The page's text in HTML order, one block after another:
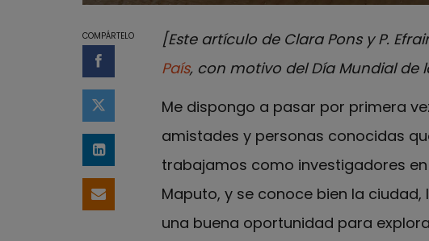
COMPÁRTELO
Compartir en Facebook
Compartir en Twitter
Compartir en LinkedIn
Compartir por email
[Este artículo de Clara Pons y P.
País, con motivo del Día Mundial de
Me dispongo a pasar por primera
amistades y personas conocidas
trabajamos como investigadores en
Maputo, y se conoce bien la
una buena oportunidad para